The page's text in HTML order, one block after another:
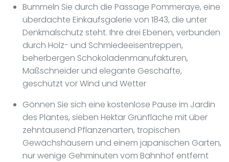
Bummeln Sie durch die Passage Pommeraye, eine
überdachte Einkaufsgalerie von 1843, die unter
Denkmalschutz steht. Ihre drei Ebenen, verbunden
durch Holz- und Schmiedeeisentreppen,
beherbergen Schokoladenmanufakturen,
Maßschneider und elegante Geschäfte,
geschützt vor Wind und Wetter
Gönnen Sie sich eine kostenlose Pause im Jardin
des Plantes, sieben Hektar Grünfläche mit über
zehntausend Pflanzenarten, tropischen
Gewächshäusern und einem japanischen Garten,
nur wenige Gehminuten vom Bahnhof entfernt